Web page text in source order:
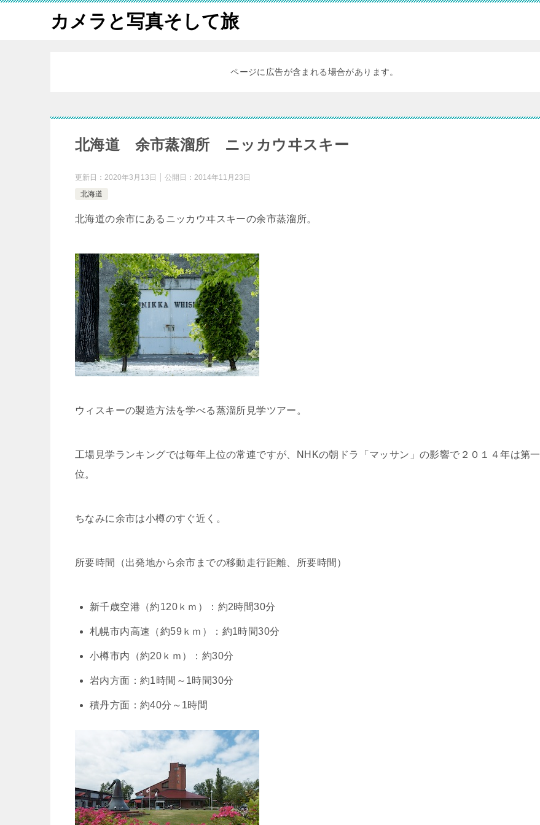
カメラと写真そして旅
ページに広告が含まれる場合があります。
北海道 余市蒸溜所 ニッカウヰスキー
更新日： 2020年3月13日 公開日： 2014年11月23日
北海道
北海道の余市にあるニッカウヰスキーの余市蒸溜所。
ウィスキーの製造方法を学べる蒸溜所見学ツアー。
工場見学ランキングでは毎年上位の常連ですが、NHKの朝ドラ「マッサン」の影響で２０１４年は第一
位。
ちなみに余市は小樽のすぐ近く。
所要時間（出発地から余市までの移動走行距離、所要時間）
新千歳空港（約120ｋｍ）：約2時間30分
札幌市内高速（約59ｋｍ）：約1時間30分
小樽市内（約20ｋｍ）：約30分
岩内方面：約1時間～1時間30分
積丹方面：約40分～1時間